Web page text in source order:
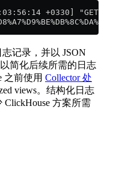
+0330] "GET
记录，并以 JSON
简化后续所需的日志
之前使用 Collector 处
views。结构化日志
方案所需